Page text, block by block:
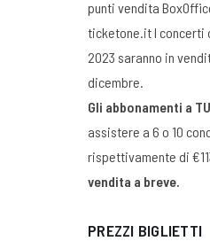
punti vendita
ticketone.it I concerti
2023 saranno in
dicembre.
Gli abbonamenti a
assistere a 6 o 10
rispettivamente di
vendita a breve.
PREZZI BIGLIETTI